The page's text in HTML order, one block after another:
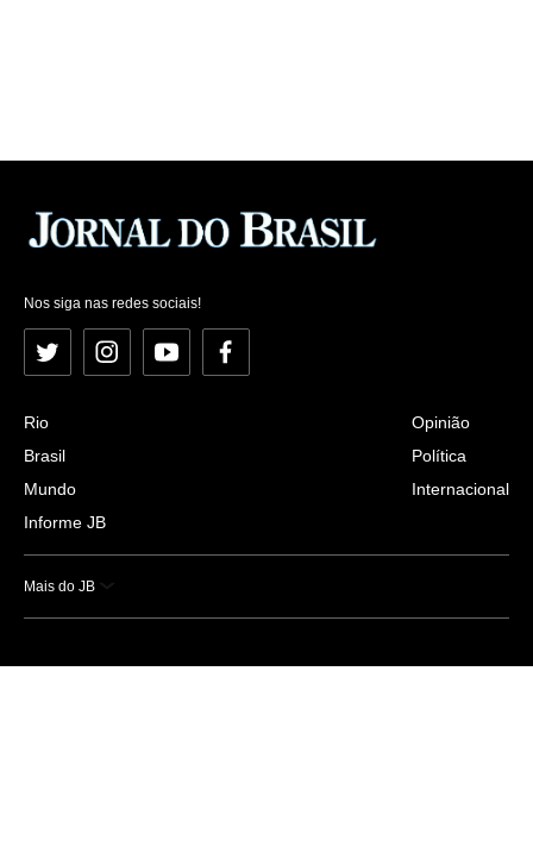
Nos siga nas redes sociais!
Twitter InstagramYouTubeFacebook
Rio
Brasil
Mundo
Informe JB
Opinião
Política
Internacional
Mais do JB
Esportes